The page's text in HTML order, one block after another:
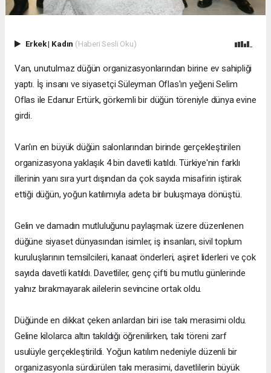
Erkek| Kadın (Haberi Sesli Oku)
Van, unutulmaz düğün organizasyonlarından birine ev sahipliği
yaptı. İş insanı ve siyasetçi Süleyman Oflas'ın yeğeni Selim
Oflas ile Edanur Ertürk, görkemli bir düğün töreniyle dünya evine
girdi.
Van'ın en büyük düğün salonlarından birinde gerçekleştirilen
organizasyona yaklaşık 4 bin davetli katıldı. Türkiye'nin farklı
illerinin yanı sıra yurt dışından da çok sayıda misafirin iştirak
ettiği düğün, yoğun katılımıyla adeta bir buluşmaya dönüştü.
Gelin ve damadın mutluluğunu paylaşmak üzere düzenlenen
düğüne siyaset dünyasından isimler, iş insanları, sivil toplum
kuruluşlarının temsilcileri, kanaat önderleri, aşiret liderleri ve çok
sayıda davetli katıldı. Davetliler, genç çifti bu mutlu günlerinde
yalnız bırakmayarak ailelerin sevincine ortak oldu.
Düğünde en dikkat çeken anlardan biri ise takı merasimi oldu.
Geline kilolarca altın takıldığı öğrenilirken, takı töreni zarf
usulüyle gerçekleştirildi. Yoğun katılım nedeniyle düzenli bir
organizasyonla sürdürülen takı merasimi, davetlilerin büyük